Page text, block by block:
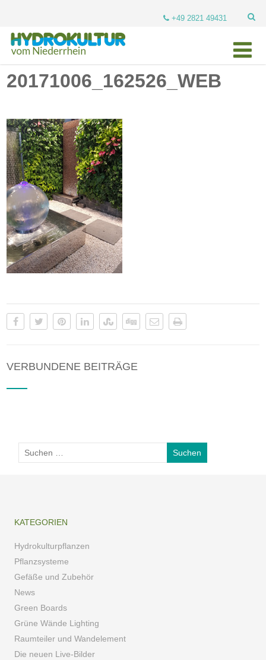
+49 2821 49431
20171006_162526_WEB
VERBUNDENE BEITRÄGE
KATEGORIEN
Hydrokulturpflanzen
Pflanzsysteme
Gefäße und Zubehör
News
Green Boards
Grüne Wände Lighting
Raumteiler und Wandelement
Die neuen Live-Bilder